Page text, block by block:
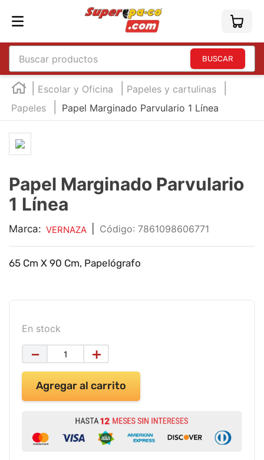
Buscar productos
Escolar y Oficina
Papeles y cartulinas
Papeles
Papel Marginado Parvulario 1 Línea
Papel Marginado Parvulario
1 Línea
Marca: VERNAZA : 7861098606771
65 Cm X 90 Cm, Papelógrafo
En stock
＋
－
Agregar al carrito
TÉRMINOS MÁS BUSCADOS
england
2.
marcador e300
3
5.
mouse
marcadores
7.
audifonos
8.
teclado
9.
impresora